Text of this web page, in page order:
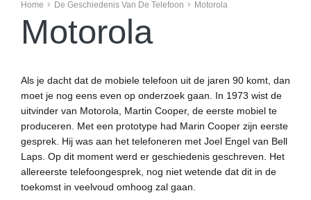
Home De Geschiedenis Van De Telefoon Motorola
Motorola
Als je dacht dat de mobiele telefoon uit de jaren 90 komt, dan
moet je nog eens even op onderzoek gaan. In 1973 wist de
uitvinder van Motorola, Martin Cooper, de eerste mobiel te
produceren. Met een prototype had Marin Cooper zijn eerste
gesprek. Hij was aan het telefoneren met Joel Engel van Bell
Laps. Op dit moment werd er geschiedenis geschreven. Het
allereerste telefoongesprek, nog niet wetende dat dit in de
toekomst in veelvoud omhoog zal gaan.